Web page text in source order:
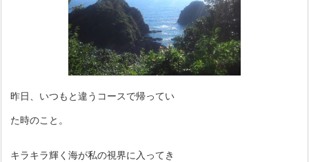
昨日、いつもと違うコースで帰ってい
た時のこと。
キラキラ輝く海が私の視界に入ってき